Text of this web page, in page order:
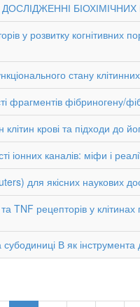
БІОХІМІЧНИХ
у розвитку когнітивних
стану
фрагментів фібриногену/
крові та підходи до
іонних каналів: міфи і
для якісних наукових
TNF рецепторів у клітинах
В як